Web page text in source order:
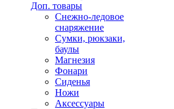
Доп. товары
Снежно-ледовое
снаряжение
Сумки, рюкзаки,
баулы
Магнезия
Фонари
Сиденья
Ножи
Аксессуары